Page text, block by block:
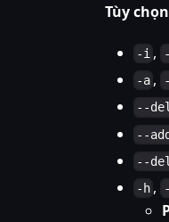
Tùy chọn
-i ,
-a ,
--
--
--
-h ,